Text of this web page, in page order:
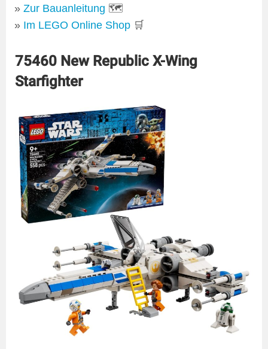
Zur Bauanleitung 🗺
Im LEGO Online Shop 🛒
75460 New Republic X-Wing
Starfighter